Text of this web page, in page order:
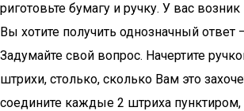
риготовьте бумагу и ручку. У вас
Вы хотите получить однозначный ответ
Задумайте свой вопрос. Начертите
штрихи, столько, сколько Вам это
соедините каждые 2 штриха пунктиром,